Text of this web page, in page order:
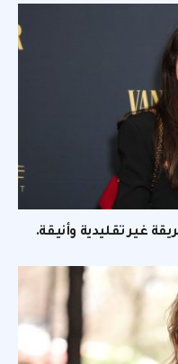
غير تقليدية وأنيقة.